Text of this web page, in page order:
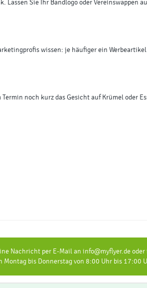
Sie Ihr Bandlogo oder Vereinswappen
wissen: je häufiger ein
noch kurz das Gesicht auf Krümel oder
Nachricht per E-Mail an info@myflyer.de
bis Donnerstag von 8:00 Uhr bis 17:00